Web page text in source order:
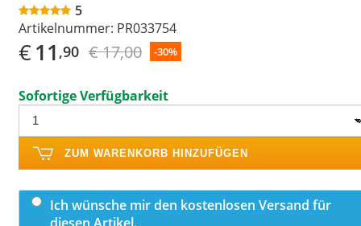
5
Artikelnummer: PR033754
€11 ,90 € 17,00 -30%
Sofortige Verfügbarkeit
ZUM WARENKORB HINZUFÜGEN
Ich wünsche mir den kostenlosen Versand für